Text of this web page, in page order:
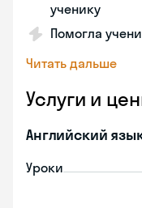
ученику
Помогла
Читать дальше
Услуги и
Английский
Уроки